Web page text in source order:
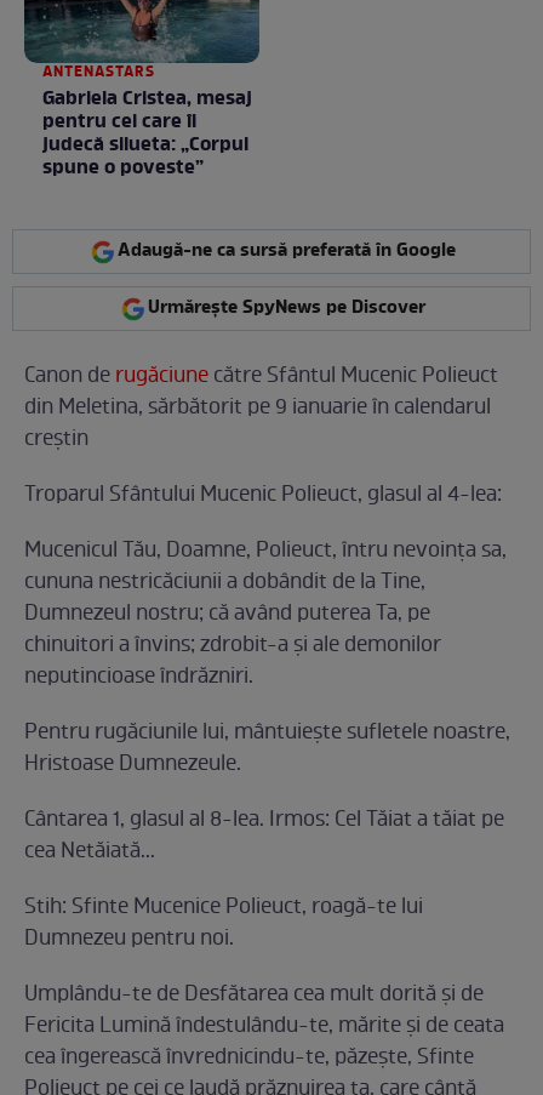
ANTENASTARS
Gabriela Cristea, mesaj
pentru cei care îi
judecă silueta: „Corpul
spune o poveste”
Adaugă-ne ca sursă preferată în Google
Urmărește SpyNews pe Discover
Canon derugăciunecătre Sfântul Mucenic Polieuct
din Meletina, sărbătorit pe 9 ianuarie în calendarul
creștin
Troparul Sfântului Mucenic Polieuct, glasul al 4-lea:
Mucenicul Tău, Doamne, Polieuct, întru nevoinţa sa,
cununa nestricăciunii a dobândit de la Tine,
Dumnezeul nostru; că având puterea Ta, pe
chinuitori a învins; zdrobit-a şi ale demonilor
neputincioase îndrăzniri.
Pentru rugăciunile lui, mântuieşte sufletele noastre,
Hristoase Dumnezeule.
Cântarea 1, glasul al 8-lea. Irmos: Cel Tăiat a tăiat pe
cea Netăiată...
Stih: Sfinte Mucenice Polieuct, roagă-te lui
Dumnezeu pentru noi.
Umplându-te de Desfătarea cea mult dorită şi de
Fericita Lumină îndestulându-te, mărite şi de ceata
cea îngerească învrednicindu-te, păzeşte, Sfinte